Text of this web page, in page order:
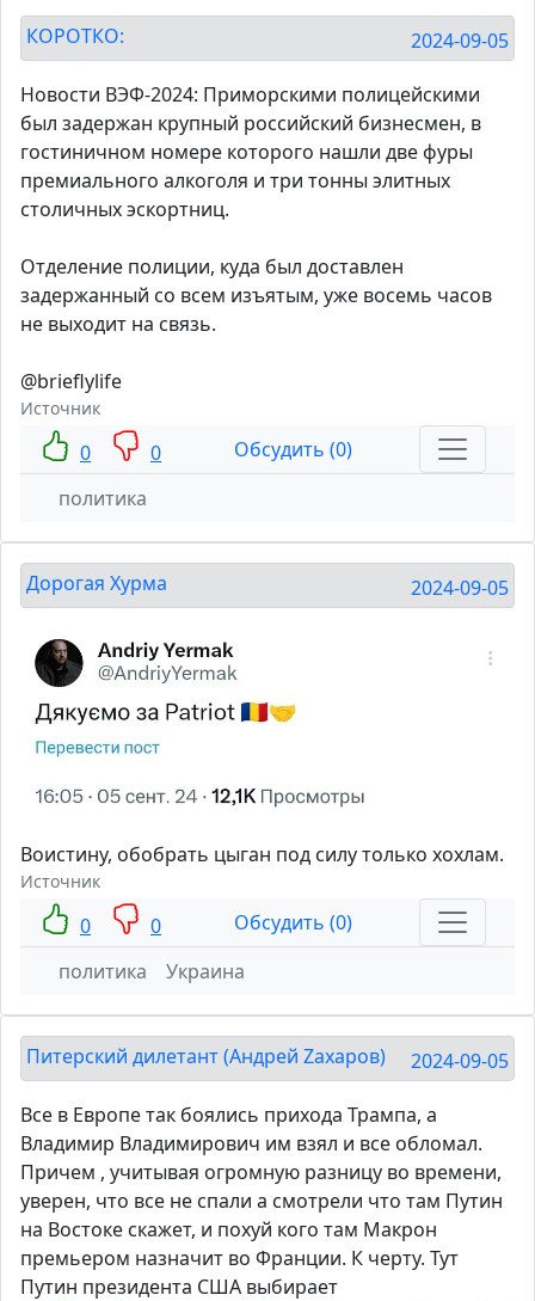
КОРОТКО: 2024-09-05
Новости ВЭФ-2024: Приморскими полицейскими
был задержан крупный российский бизнесмен, в
гостиничном номере которого нашли две фуры
премиального алкоголя и три тонны элитных
столичных эскортниц.
Отделение полиции, куда был доставлен
задержанный со всем изъятым, уже восемь часов
не выходит на связь.
@brieflylife
Источник
0 0
Обсудить (0)
политика
Дорогая Хурма 2024-09-05
Воистину, обобрать цыган под силу только хохлам.
Источник
0 0
Обсудить (0)
политика
Украина
Питерский дилетант (Андрей Zахаров) 2024-09-05
Все в Европе так боялись прихода Трампа, а
Владимир Владимирович им взял и все обломал.
Причем , учитывая огромную разницу во времени,
уверен, что все не спали а смотрели что там Путин
на Востоке скажет, и похуй кого там Макрон
премьером назначит во Франции. К черту. Тут
Путин президента США выбирает